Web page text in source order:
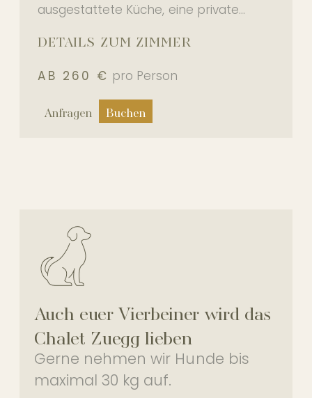
ausgestattete Küche, eine private...
DETAILS ZUM ZIMMER
AB 260 € pro Person
Anfragen Buchen
Auch euer Vierbeiner wird das
Chalet Zuegg lieben
Gerne nehmen wir Hunde bis
maximal 30 kg auf.